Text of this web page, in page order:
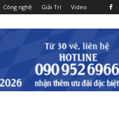
Công nghệ Giải Trí Video